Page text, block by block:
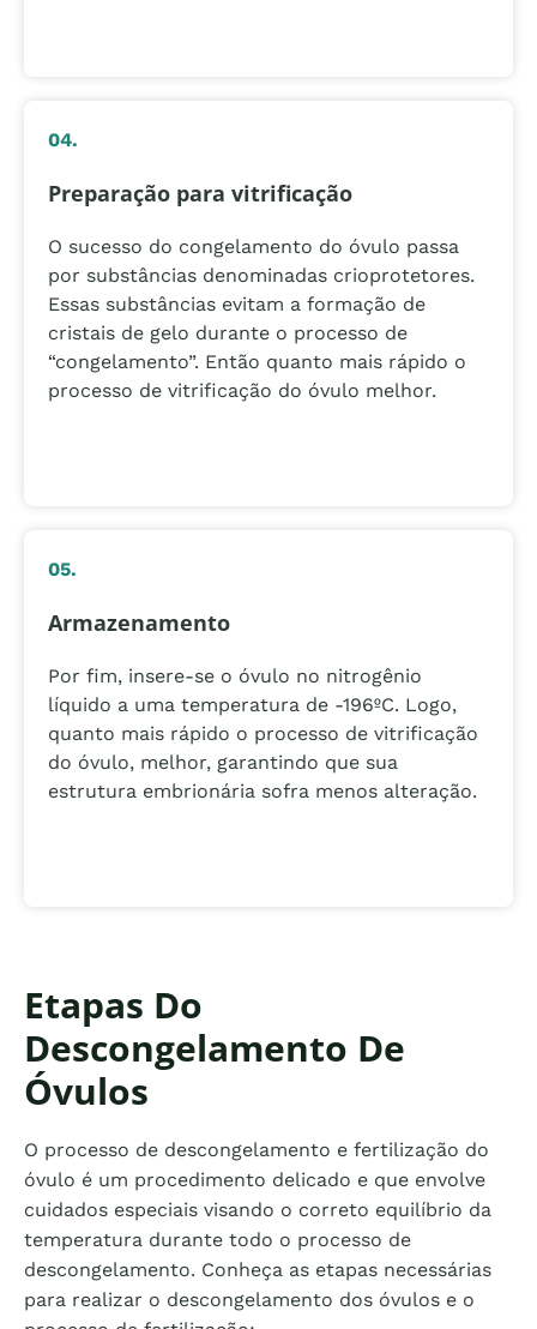
04.
Preparação para vitrificação
O sucesso do congelamento do óvulo passa
por substâncias denominadas crioprotetores.
Essas substâncias evitam a formação de
cristais de gelo durante o processo de
“congelamento”. Então quanto mais rápido o
processo de vitrificação do óvulo melhor.
05.
Armazenamento
Por fim, insere-se o óvulo no nitrogênio
líquido a uma temperatura de -196ºC. Logo,
quanto mais rápido o processo de vitrificação
do óvulo, melhor, garantindo que sua
estrutura embrionária sofra menos alteração.
Etapas Do
Descongelamento De
Óvulos
O processo de descongelamento e fertilização do
óvulo é um procedimento delicado e que envolve
cuidados especiais visando o correto equilíbrio da
temperatura durante todo o processo de
descongelamento. Conheça as etapas necessárias
para realizar o descongelamento dos óvulos e o